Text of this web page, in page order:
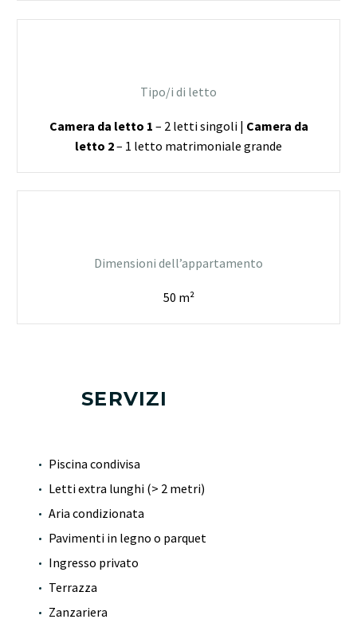
Tipo/i di letto
Camera da letto 1 – 2 letti singoli | Camera da
letto 2– 1 letto matrimoniale grande
Dimensioni dell’appartamento
50 m²
SERVIZI
Piscina condivisa
Letti extra lunghi (> 2 metri)
Aria condizionata
Pavimenti in legno o parquet
Ingresso privato
Terrazza
Zanzariera